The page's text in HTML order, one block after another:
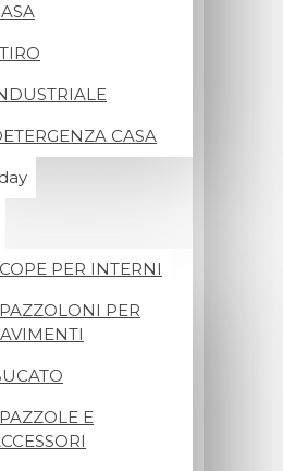
CASA
PER INTERNI
PER
E